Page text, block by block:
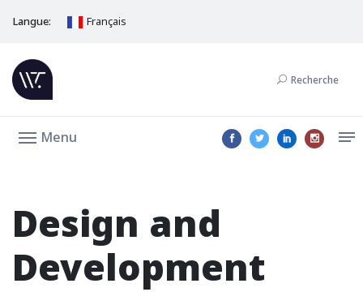
Langue: Français
Recherche
Menu
Design and
Development